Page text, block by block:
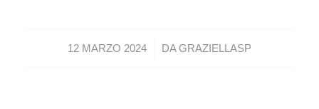
12 MARZO 2024
/ DAGRAZIELLASP